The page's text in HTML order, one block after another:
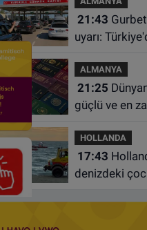
21:43
uyarı:
geçiş ve trafik
borcunuzu
ALMANYA
21:25
güçlü ve en
HOLLANDA
17:43
denizdeki